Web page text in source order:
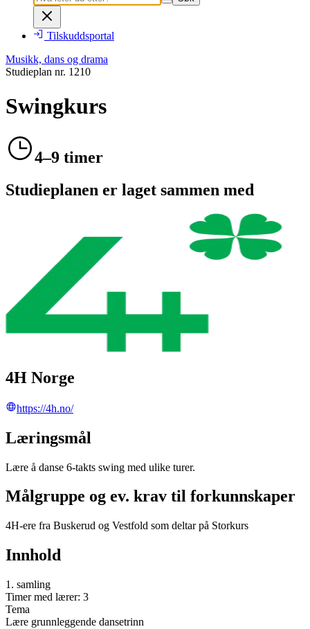
Tilskuddsportal
Musikk, dans og drama
Studieplan nr. 1210
Swingkurs
4–9 timer
Studieplanen er laget sammen med
4H Norge
https://4h.no/
Læringsmål
Lære å danse 6-takts swing med ulike turer.
Målgruppe og ev. krav til forkunnskaper
4H-ere fra Buskerud og Vestfold som deltar på Storkurs
Innhold
1. samling
Timer med lærer: 3
Tema
Lære grunnleggende dansetrinn